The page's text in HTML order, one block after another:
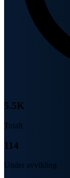
5.5K
Totalt
114
Under avvikling